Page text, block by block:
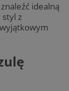
idealną
styl z